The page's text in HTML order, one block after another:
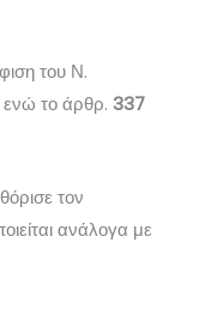
του Ν.
το άρθρ. 337
τον
ανάλογα με